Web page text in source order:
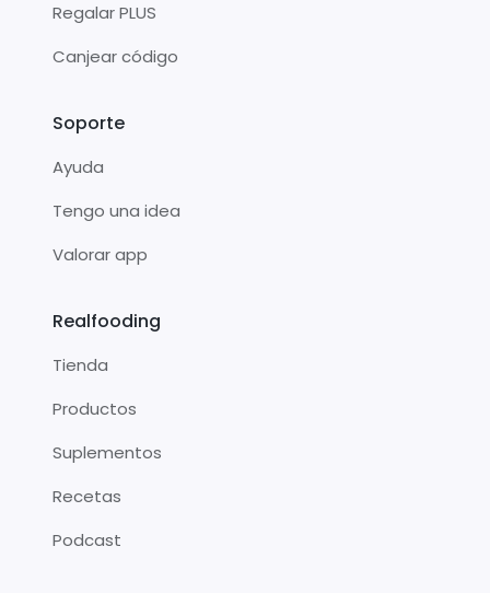
Regalar PLUS
Canjear código
Soporte
Ayuda
Tengo una idea
Valorar app
Realfooding
Tienda
Productos
Suplementos
Recetas
Podcast